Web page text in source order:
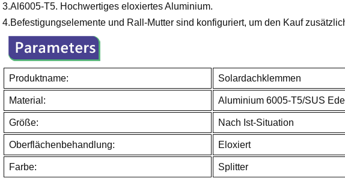
3.Al6005-T5. Hochwertiges eloxiertes Aluminium.
4.Befestigungselemente und Rall-Mutter sind konfiguriert, um den Kauf
Produktname: Solardachklemmen
Material: Aluminium 6005-T5/SUS
Größe: Nach Ist-Situation
Oberflächenbehandlung: Eloxiert
Farbe: Splitter